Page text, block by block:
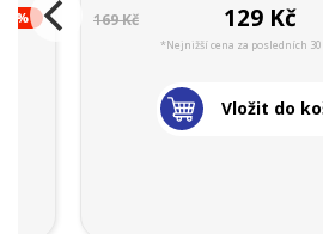
169 Kč 129 Kč
*Nejnižší cena za posledních 30
Vložit do